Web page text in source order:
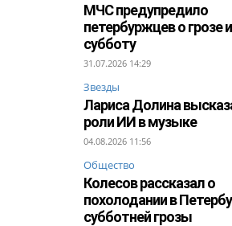
МЧС предупредило
петербуржцев о грозе
субботу
31.07.2026 14:29
Звезды
Лариса Долина
роли ИИ в музыке
04.08.2026 11:56
Общество
Колесов рассказал о
похолодании в
субботней грозы